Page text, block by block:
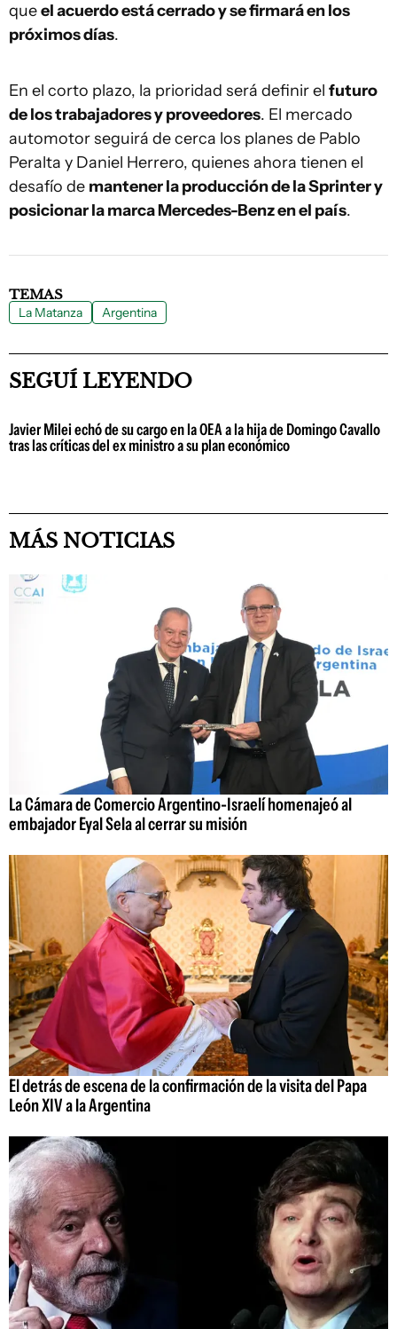
queel acuerdo está cerrado y se firmará en los
próximos días.
En el corto plazo, la prioridad será definir el futuro
de los trabajadores y proveedores. El mercado
automotor seguirá de cerca los planes de Pablo
Peralta y Daniel Herrero, quienes ahora tienen el
desafío de mantener la producción de la Sprinter y
posicionar la marca Mercedes-Benz en el país.
TEMAS
La Matanza Argentina
SEGUÍ LEYENDO
Javier Milei echó de su cargo en la OEA a la hija de Domingo Cavallo
tras las críticas del ex ministro a su plan económico
MÁS NOTICIAS
La Cámara de Comercio Argentino-Israelí homenajeó al
embajador Eyal Sela al cerrar su misión
El detrás de escena de la confirmación de la visita del Papa
León XIV a la Argentina